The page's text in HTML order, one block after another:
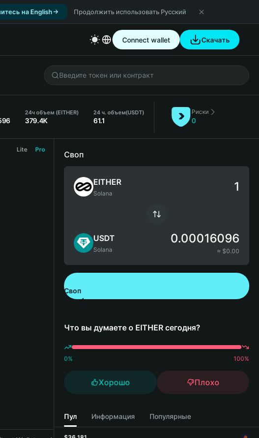
на English Продолжить использовать Русский
Connect wallet Скачать
24ч объем (EITHER)
379.4K
24 ч. объем(USDT)
61.1
Риски
0
Lite Pro
Своп
EITHER
Solana
USDT
Solana
0.00016096
≈ $0.00
Своп
Что вы думаете о EITHER сегодня?
0% 100%
Хорошо Плохо
Пул Информация Популярные